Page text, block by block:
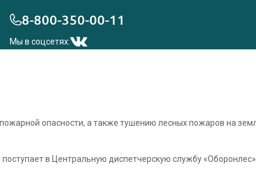
8-800-350-00-11
Мы в соцсетях:
опасности, а также тушению лесных пожаров на
в Центральную диспетчерскую службу